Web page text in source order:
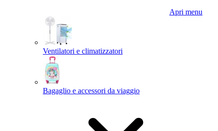
Apri menu
Ventilatori e climatizzatori
Bagaglio e accessori da viaggio